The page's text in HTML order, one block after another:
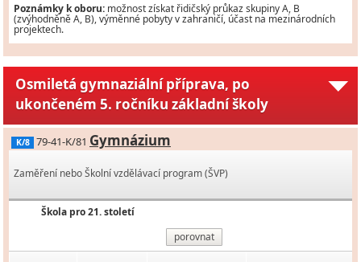
Poznámky k oboru: možnost získat řidičský průkaz skupiny A, B
(zvýhodněně A, B), výměnné pobyty v zahraničí, účast na mezinárodních
projektech.
Osmiletá gymnaziální příprava, po
ukončeném 5. ročníku základní školy
K/8 79-41-K/81 Gymnázium
Zaměření nebo Školní vzdělávací program (ŠVP)
Škola pro 21. století
porovnat